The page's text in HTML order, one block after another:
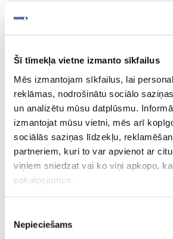
Šī tīmekļa vietne izmanto sīkfailus
Mēs izmantojam sīkfailus, lai
reklāmas, nodrošinātu sociālo
un analizētu mūsu datplūsmu.
izmantojat mūsu vietni, mēs arī
sociālās saziņas līdzekļu,
partneriem, kuri to var apvienot ar
viņiem sniedzat vai ko viņi apkopo,
pakalpojumus.
izvēle
Nepieciešams
17-
Vira
Gab.
72